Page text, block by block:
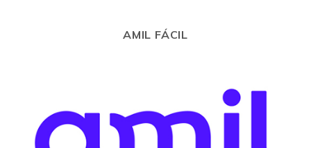
AMIL FÁCIL